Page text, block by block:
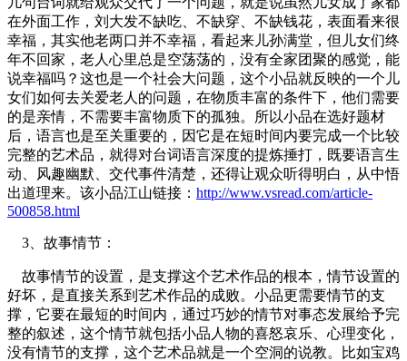
在外面工作，刘大发不缺吃、不缺穿、不缺钱花，表面看来很
幸福，其实他老两口并不幸福，看起来儿孙满堂，但儿女们终
年不回家，老人心里总是空荡荡的，没有全家团聚的感觉，能
说幸福吗？这也是一个社会大问题，这个小品就反映的一个儿
女们如何去关爱老人的问题，在物质丰富的条件下，他们需要
的是亲情，不需要丰富物质下的孤独。所以小品在选好题材
后，语言也是至关重要的，因它是在短时间内要完成一个比较
完整的艺术品，就得对台词语言深度的提炼捶打，既要语言生
动、风趣幽默、交代事件清楚，还得让观众听得明白，从中悟
出道理来。该小品江山链接： http://www.vsread.com/article-
500858.html
3、故事情节：
故事情节的设置，是支撑这个艺术作品的根本，情节设置的
好坏，是直接关系到艺术作品的成败。小品更需要情节的支
撑，它要在最短的时间内，通过巧妙的情节对事态发展给予完
整的叙述，这个情节就包括小品人物的喜怒哀乐、心理变化，
没有情节的支撑，这个艺术品就是一个空洞的说教。比如宝鸡